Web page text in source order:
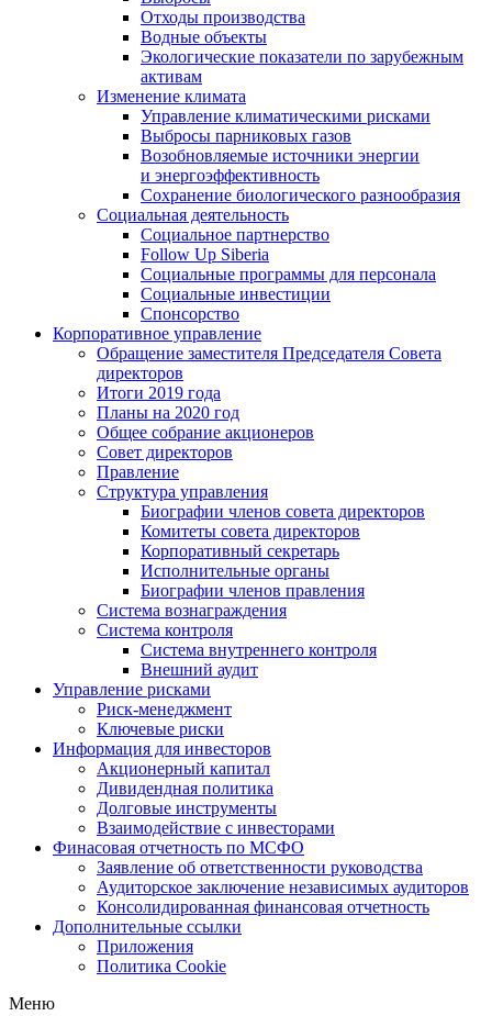
Отходы производства
Водные объекты
Экологические показатели по зарубежным
активам
Изменение климата
Управление климатическими рисками
Выбросы парниковых газов
Возобновляемые источники энергии
и энергоэффективность
Сохранение биологического разнообразия
Социальная деятельность
Социальное партнерство
Follow Up Siberia
Социальные программы для персонала
Социальные инвестиции
Спонсорство
Корпоративное управление
Обращение заместителя Председателя Совета
директоров
Итоги 2019 года
Планы на 2020 год
Общее собрание акционеров
Совет директоров
Правление
Структура управления
Биографии членов совета директоров
Комитеты совета директоров
Корпоративный секретарь
Исполнительные органы
Биографии членов правления
Система вознаграждения
Система контроля
Система внутреннего контроля
Внешний аудит
Управление рисками
Риск-менеджмент
Ключевые риски
Информация для инвесторов
Акционерный капитал
Дивидендная политика
Долговые инструменты
Взаимодействие с инвеcторами
Финасовая отчетность по МСФО
Заявление об ответственности руководства
Аудиторское заключение независимых аудиторов
Консолидированная финансовая отчетность
Дополнительные ссылки
Приложения
Политика Cookie
Меню